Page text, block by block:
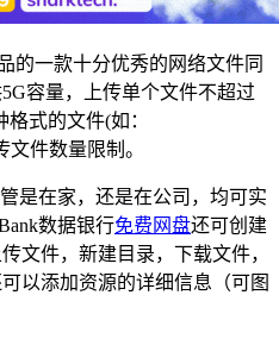
的一款十分优秀的网络文件同
容量，上传单个文件不超过
式的文件(如：
文件数量限制。
是在家，还是在公司，均可实
数据银行免费网盘还可创建
文件，新建目录，下载文件，
以添加资源的详细信息（可图